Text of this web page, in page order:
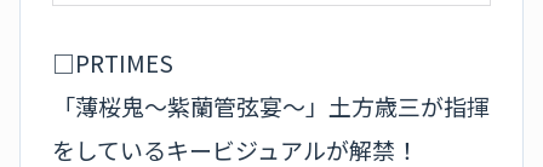
□PRTIMES
「薄桜鬼～紫蘭管弦宴～」土方歳三が指揮
をしているキービジュアルが解禁！